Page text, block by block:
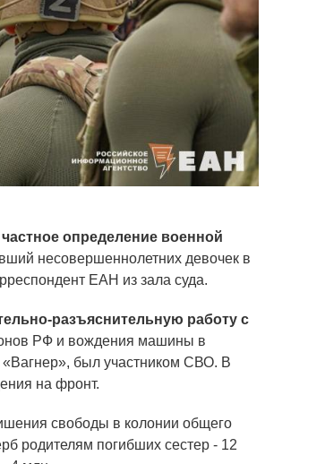
частное определение военной
несовершеннолетних девочек в
ЕАН из зала суда.
разъяснительную работу с
РФ и вождения машины в
был участником СВО. В
на фронт.
свободы в колонии общего
родителям погибших сестер - 12